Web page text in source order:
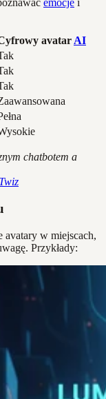
emocje i
avatar AI
chatbotem a
avatary w miejscach,
Przykłady: